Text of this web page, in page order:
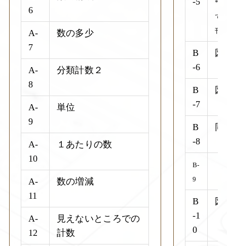
6
A-
7
数の多少
A-
8
分類計数２
A-
9
単位
A-
10
１あたりの数
A-
11
数の増減
A-
12
見えないところでの
計数
*点
て
刊
B
-6
図
B
-7
図
B
-8
B-
9
B
-1
0